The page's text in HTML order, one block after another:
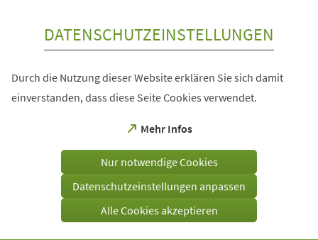
DATENSCHUTZEINSTELLUNGEN
Durch die Nutzung dieser Website erklären Sie sich damit
einverstanden, dass diese Seite Cookies verwendet.
Mehr Infos
(Öffnet
einem
Tab)
Nur notwendige Cookies
Datenschutzeinstellungen anpassen
Alle Cookies akzeptieren